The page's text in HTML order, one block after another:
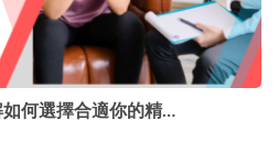
何選擇合適你的精…